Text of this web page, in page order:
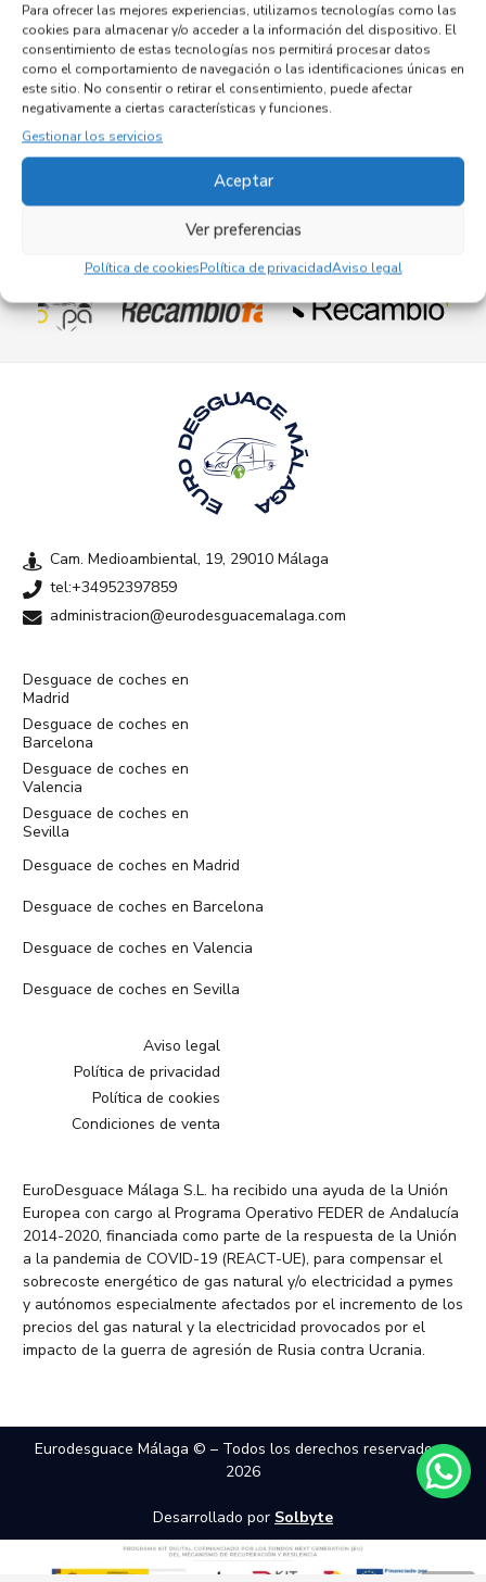
Para ofrecer las mejores experiencias, utilizamos tecnologías como las
cookies para almacenar y/o acceder a la información del dispositivo. El
consentimiento de estas tecnologías nos permitirá procesar datos
como el comportamiento de navegación o las identificaciones únicas en
este sitio. No consentir o retirar el consentimiento, puede afectar
negativamente a ciertas características y funciones.
Gestionar los servicios
Aceptar
Ver preferencias
Política de cookiesPolítica de privacidadAviso legal
PARAGOLPES DELANTERO 5803091234
Recambios IVECODAILY FURGÓN
Referencia ID: 144104
Referencia OEM: 5803091234
202,95€ (IVA no incluído)
Empresas colaboradoras
Cam. Medioambiental, 19, 29010 Málaga
tel:+34952397859
administracion@eurodesguacemalaga.com
Desguace de coches en
Madrid
Desguace de coches en
Barcelona
Desguace de coches en
Valencia
Desguace de coches en
Sevilla
Desguace de coches en Madrid
Desguace de coches en Barcelona
Desguace de coches en Valencia
Desguace de coches en Sevilla
Aviso legal
Política de privacidad
Política de cookies
Condiciones de venta
EuroDesguace Málaga S.L. ha recibido una ayuda de la Unión
Europea con cargo al Programa Operativo FEDER de Andalucía
2014-2020, financiada como parte de la respuesta de la Unión
a la pandemia de COVID-19 (REACT-UE), para compensar el
sobrecoste energético de gas natural y/o electricidad a pymes
y autónomos especialmente afectados por el incremento de los
precios del gas natural y la electricidad provocados por el
impacto de la guerra de agresión de Rusia contra Ucrania.
Eurodesguace Málaga © – Todos los derechos reservados –
2026
Desarrollado por Solbyte